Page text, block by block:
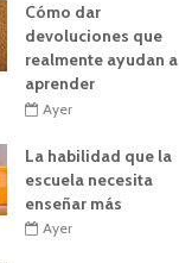
Cómo dar
devoluciones que
realmente ayudan a
aprender
Ayer
La habilidad que la
escuela necesita
enseñar más
Ayer